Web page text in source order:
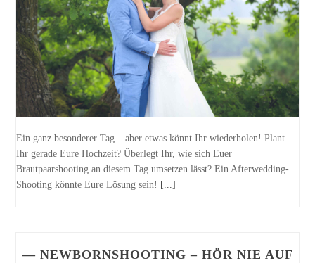
Ein ganz besonderer Tag – aber etwas könnt Ihr wiederholen! Plant
Ihr gerade Eure Hochzeit? Überlegt Ihr, wie sich Euer
Brautpaarshooting an diesem Tag umsetzen lässt? Ein Afterwedding-
Shooting könnte Eure Lösung sein! [...]
— NEWBORNSHOOTING – HÖR NIE AUF